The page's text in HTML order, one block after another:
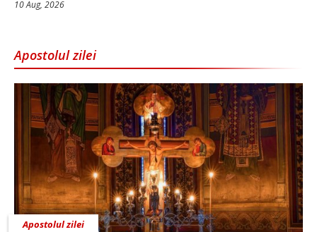
10 Aug, 2026
Apostolul zilei
Apostolul zilei